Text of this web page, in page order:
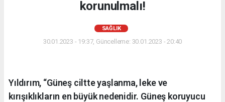
korunulmalı!
SAĞLIK
30.01.2023 - 19:37, Güncelleme: 30.01.2023 - 20:40
Yıldırım, “Güneş ciltte yaşlanma, leke ve
kırışıklıkların en büyük nedenidir. Güneş koruyucu